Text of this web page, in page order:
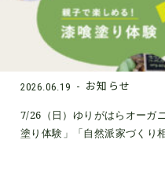
2026.06.19 お知らせ
7/26（日）ゆりがはらオーガ
塗り体験」「自然派家づくり